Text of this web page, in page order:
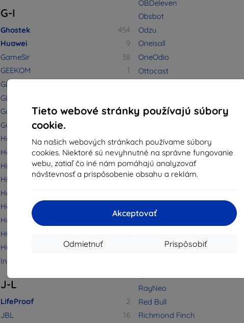
Tieto webové stránky používajú súbory
cookie.
Na našich webových stránkach používame súbory
cookies. Niektoré sú nevyhnutné na správne fungovanie
webu, zatiaľ čo iné nám pomáhajú analyzovať
návštevnosť a prispôsobenie obsahu a reklám.
Akceptovať
Prispôsobiť
Odmietnuť
G-I
Ghostek
454
Huawei
9
GameSir
38
GEEKOM
1
GLASS PRO+
GLASTIFY
Gosund | NiteBird
11
Guess
Havit
16
Haylou
3
HiFiMAN
2
Himawari
1
Hofi
Hohem
Homerunpet
2
HOTO
Huanuo
Insta360
J-L
LifeProof
2
JBL
16
OBDeleven
Obsbot
Odzu
Oneisall
OneOdio
Ottocast
PanzerGlass
PetKit
Petlibro
PetoNeer
PetWant
Planet Buddies
RayNeo
Red Bull
Richmond Finch